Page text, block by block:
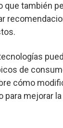
que también
de
cómo
para mejorar